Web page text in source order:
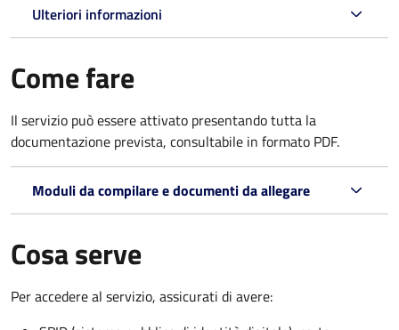
Ulteriori informazioni
Come fare
Il servizio può essere attivato presentando tutta la
documentazione prevista, consultabile in formato PDF.
Moduli da compilare e documenti da allegare
Cosa serve
Per accedere al servizio, assicurati di avere: